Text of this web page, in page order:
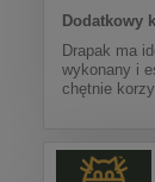
Dodatkowy
Drapak ma
wykonany i
chętnie